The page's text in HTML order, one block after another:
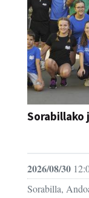
Sorabillako
2026/08/30
Sorabilla,